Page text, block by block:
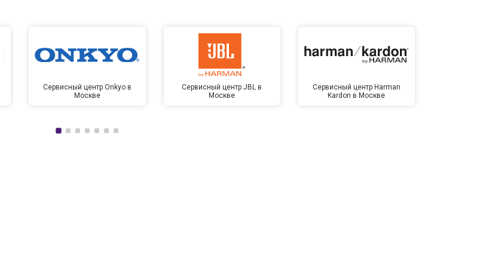
Сервисный центр Onkyo в
Москве
Сервисный центр JBL в
Москве
Сервисный центр Harman
Kardon в Москве